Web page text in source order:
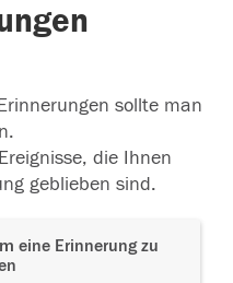
sollte man
die Ihnen
geblieben sind.
eine Erinnerung zu